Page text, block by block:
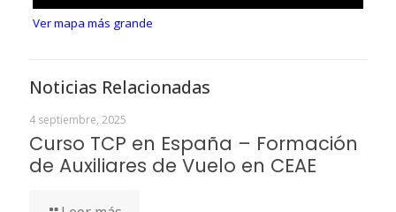
Ver mapa más grande
Noticias Relacionadas
4 septiembre, 2025
Curso TCP en España – Formación
de Auxiliares de Vuelo en CEAE